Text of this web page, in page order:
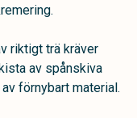
riktigt trä kräver
av spånskiva
förnybart material.